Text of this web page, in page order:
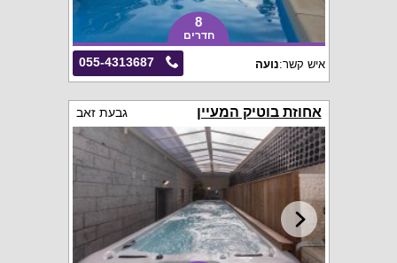
8
חדרים
055-4313687 איש קשר:נועה
אחוזת בוטיק המעיין גבעת זאב